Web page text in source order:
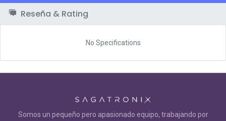
Reseña & Rating
No Specifications
Somos un pequeño pero apasionado equipo, trabajando por